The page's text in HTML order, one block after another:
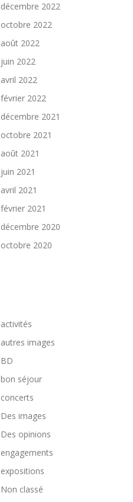
décembre 2022
octobre 2022
août 2022
juin 2022
avril 2022
février 2022
décembre 2021
octobre 2021
août 2021
juin 2021
avril 2021
février 2021
décembre 2020
octobre 2020
activités
autres images
BD
bon séjour
concerts
Des images
Des opinions
engagements
expositions
Non classé